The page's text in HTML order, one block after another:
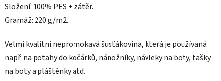
Složení: 100% PES + zátěr.
Gramáž: 220 g/m2.
Velmi kvalitní nepromokavá šusťákovina, která je používaná
např. na potahy do kočárků, nánožníky, návleky na boty, tašky
na boty a pláštěnky atd.